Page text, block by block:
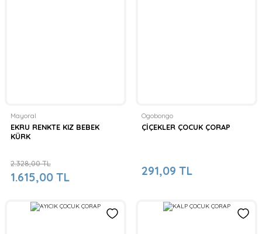
Mayoral
EKRU RENKTE KIZ BEBEK
KÜRK
1.615,00 TL
2.328,00 TL
Ogobongo
ÇİÇEKLER ÇOCUK ÇORAP
291,09 TL